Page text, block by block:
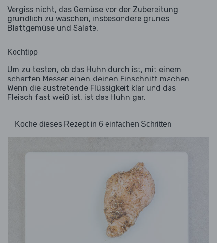
Vergiss nicht, das Gemüse vor der Zubereitung
gründlich zu waschen, insbesondere grünes
Blattgemüse und Salate.
Kochtipp
Um zu testen, ob das Huhn durch ist, mit einem
scharfen Messer einen kleinen Einschnitt machen.
Wenn die austretende Flüssigkeit klar und das
Fleisch fast weiß ist, ist das Huhn gar.
Koche dieses Rezept in 6 einfachen Schritten